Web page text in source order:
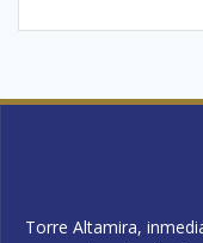
Torre Altamira,